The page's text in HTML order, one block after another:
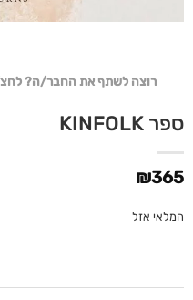
רוצה לשתף את החבר/ה? לחצ/
ספר KINFOLK
₪365
המלאי אזל